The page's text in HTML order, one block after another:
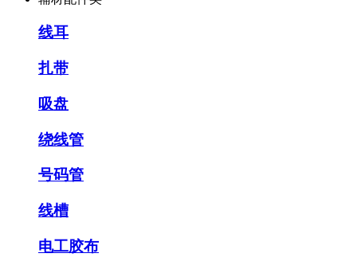
线耳
扎带
吸盘
绕线管
号码管
线槽
电工胶布